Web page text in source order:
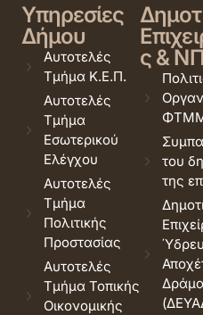
Υπηρεσίες
Δήμου
Αυτοτελές
Τμήμα Κ.Ε.Π.
Αυτοτελές
Τμήμα
Εσωτερικού
Ελέγχου
Αυτοτελές
Τμήμα
Πολιτικής
Προστασίας
Αυτοτελές
Τμήμα Τοπικής
Οικονομικής
ς &
του
της